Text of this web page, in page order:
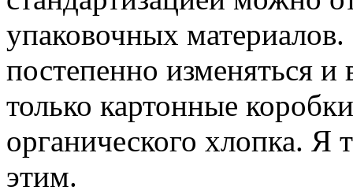
упаковочных материалов.
постепенно изменяться и
только картонные
органического хлопка. Я
этим.